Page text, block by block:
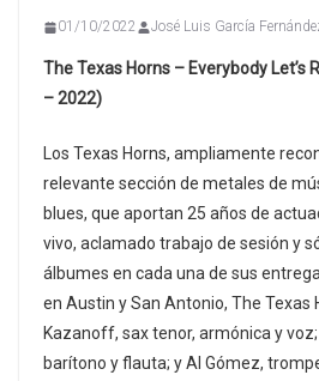
01/10/2022 José Luis García
The Texas Horns – Everybody Let’s
– 2022)
Los Texas Horns, ampliamente
relevante sección de metales de
blues, que aportan 25 años de
vivo, aclamado trabajo de sesión y
álbumes en cada una de sus
en Austin y San Antonio, The Texas
Kazanoff, sax tenor, armónica y
barítono y flauta; y Al Gómez,